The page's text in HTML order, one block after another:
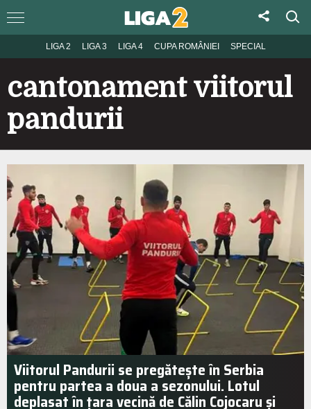
LIGA 2 LIGA 3 LIGA 4 CUPA ROMÂNIEI SPECIAL
cantonament viitorul
pandurii
Viitorul Pandurii se pregătește în Serbia
pentru partea a doua a sezonului. Lotul
deplasat în țara vecină de Călin Cojocaru și